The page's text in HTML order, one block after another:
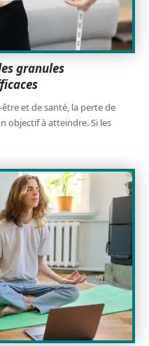
granules
et de santé, la perte de
objectif à atteindre. Si les